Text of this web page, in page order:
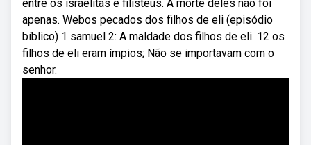
entre os israelitas e filisteus. A morte deles não foi
apenas. Webos pecados dos filhos de eli (episódio
bíblico) 1 samuel 2: A maldade dos filhos de eli. 12 os
filhos de eli eram ímpios; Não se importavam com o
senhor.